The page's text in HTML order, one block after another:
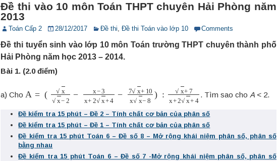
Đề thi vào 10 môn Toán THPT chuyên Hải Phòng năm
2013
Toán Cấp 2 28/12/2017 Đề thi,Đề thi Toán vào lớp 10 Comments
Đề thi tuyển sinh vào lớp 10 môn Toán trường THPT chuyên thành phố
Hải Phòng năm học 2013 – 2014.
Bài 1. (2.0 điểm)
a) Cho A
(x 2 x−3 4−7 xx −8): x +2x+ . Tìm sao cho A < 2.
Đề kiểm tra 15 phút – Đề 2 – Tính chất cơ bản của phân số
Đề kiểm tra 15 phút – Đề 1 – Tính chất cơ bản của phân số
Đề kiểm tra 15 phút Toán 6 – Đề số 8 – Mở rộng khái niệm phân số, phân số
bằng nhau
Đề kiểm tra 15 phút Toán 6 – Đề số 7 -Mở rộng khái niệm phân số, phân số